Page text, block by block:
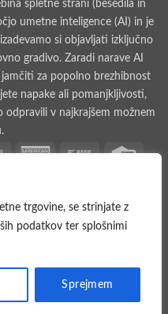
trgovine, se strinjate z
podatkov ter splošnimi
Sprejmem
spletne strani (besedila in
umetne inteligence (AI) in je
si objavljati izključno
gradivo. Zaradi narave AI
za popolno brezhibnost
napake ali pomanjkljivosti,
v najkrajšem možnem
Cash
AmericanBank
Credit
Google
Pay
PayPal
2
Stripe
Rechung
Trgovina, Na žago 32, 8351